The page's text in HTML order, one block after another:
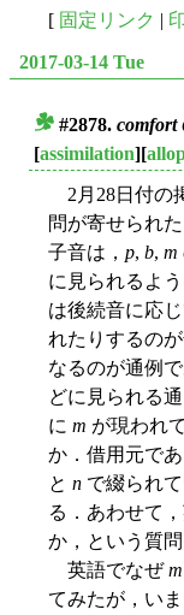
[ 固定リンク
2017-03-14 Tue
#2878. comfort
[assimilation][
2月28日付の
問が寄せられ
子音は， p, b, m
に見られるよ
は後続音に応
れたりするのが
なるのが通例で
どに見られる
に m が現われ
か．借用元で
と n で綴られ
る．あわせて
か，という質問
英語でなぜm
てみたが，い